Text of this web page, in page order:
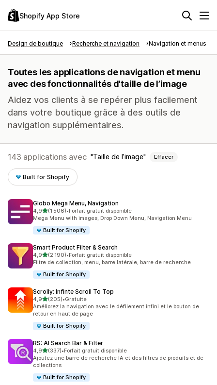
Shopify App Store
Design de boutique Recherche et navigation Navigation et menus
Toutes les applications de navigation et menu
avec des fonctionnalités d'taille de l’image
Aidez vos clients à se repérer plus facilement
dans votre boutique grâce à des outils de
navigation supplémentaires.
143 applications avec Taille de l’image Effacer
Built for Shopify
Globo Mega Menu, Navigation
4,9étoile(s) sur 5
(1 506)
1506 avis au total
•Forfait gratuit disponible
Mega Menu with images, Drop Down Menu, Navigation Menu
Built for Shopify
Smart Product Filter & Search
4,9étoile(s) sur 5
(2 190)
2190 avis au total
•Forfait gratuit disponible
Filtre de collection, menu, barre latérale, barre de recherche
Built for Shopify
Scrolly: Infinte Scroll To Top
4,9étoile(s) sur 5
(205)
205 avis au total
•Gratuite
Améliorez la navigation avec le défilement infini et le bouton de
retour en haut de page
Built for Shopify
RS: AI Search Bar & Filter
4,9étoile(s) sur 5
(337)
337 avis au total
•Forfait gratuit disponible
Ajoutez une barre de recherche IA et des filtres de produits et de
collections
Built for Shopify